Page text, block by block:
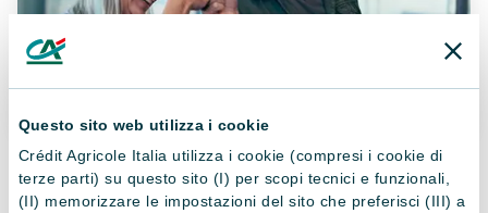
Questo sito web utilizza i cookie
Crédit Agricole Italia utilizza i cookie (compresi i cookie di
terze parti) su questo sito (I) per scopi tecnici e funzionali,
(II) memorizzare le impostazioni del sito che preferisci (III) a